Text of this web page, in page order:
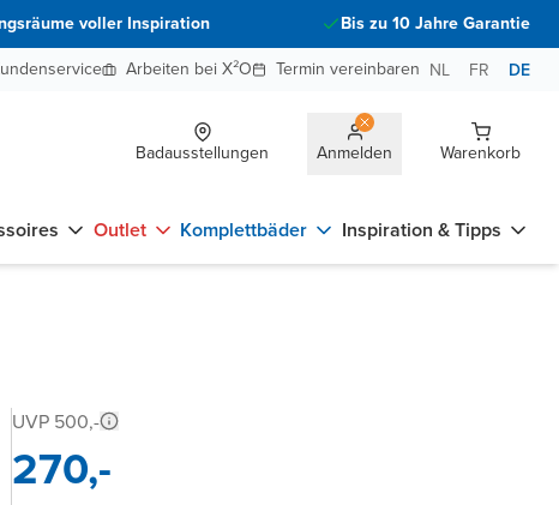
voller Inspiration
Bis zu 10 Jahre Garantie
Arbeiten bei X²O Termin vereinbaren NL FR DE
Badausstellungen Anmelden Warenkorb
Outlet Komplettbäder Inspiration & Tipps
UVP 500,-
270,-